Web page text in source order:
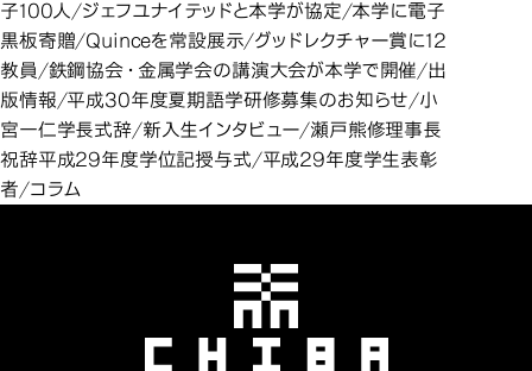
子100人/ジェフユナイテッドと本学が協定/本学に電子
黒板寄贈/Quinceを常設展示/グッドレクチャー賞に12
教員/鉄鋼協会・金属学会の講演大会が本学で開催/出
版情報/平成30年度夏期語学研修募集のお知らせ/小
宮一仁学長式辞/新入生インタビュー/瀬戸熊修理事長
祝辞平成29年度学位記授与式/平成29年度学生表彰
者/コラム
千葉工業大学